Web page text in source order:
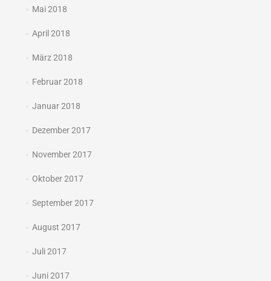
Mai 2018
April 2018
März 2018
Februar 2018
Januar 2018
Dezember 2017
November 2017
Oktober 2017
September 2017
August 2017
Juli 2017
Juni 2017